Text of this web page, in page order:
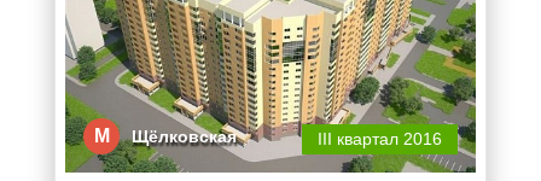
М Щёлковская III квартал 2016